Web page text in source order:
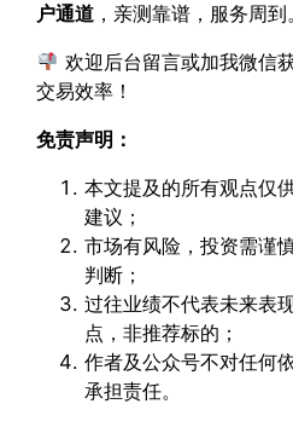
户通道 ，亲测靠谱，服务周到
欢迎后台留言或加我微信
交易效率！
免责声明：
本文提及的所有观点仅
建议；
市场有风险，投资需谨
判断；
过往业绩不代表未来表
点，非推荐标的；
作者及公众号不对任何
承担责任。